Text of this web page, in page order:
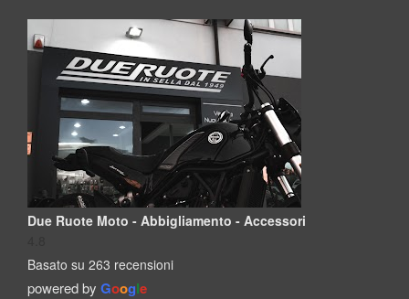
Due Ruote Moto - Abbigliamento - Accessori
Basato su 263 recensioni
powered by Google